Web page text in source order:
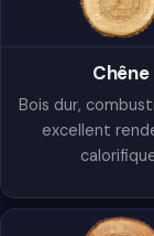
Chêne
Bois dur,
excellent